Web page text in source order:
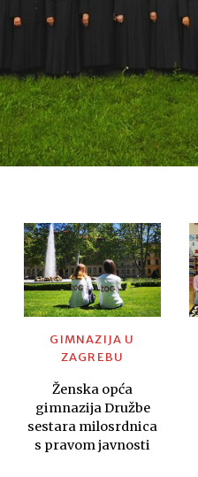
GIMNAZIJA U
ZAGREBU
Ženska opća
gimnazija Družbe
sestara milosrdnica
s pravom javnosti